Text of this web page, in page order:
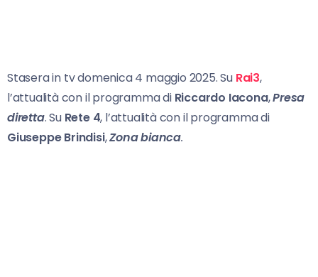
Stasera in tv domenica 4 maggio 2025. Su Rai3,
l’attualità con il programma di Riccardo Iacona,Presa
diretta. Su Rete 4, l’attualità con il programma di
Giuseppe Brindisi,Zona bianca.